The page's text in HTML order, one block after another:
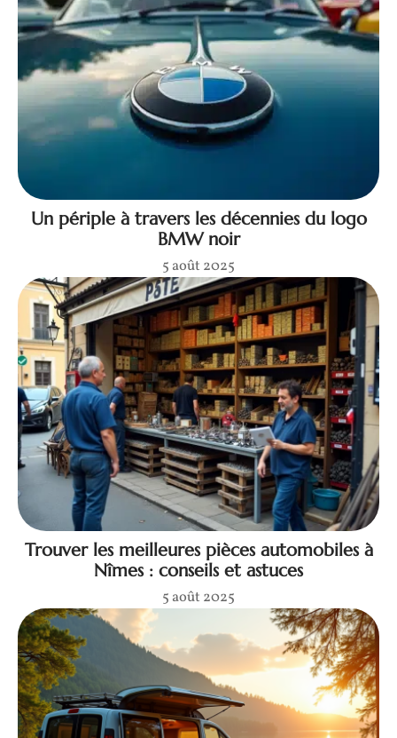
Un périple à travers les décennies du logo
BMW noir
5 août 2025
Trouver les meilleures pièces automobiles à
Nîmes : conseils et astuces
5 août 2025